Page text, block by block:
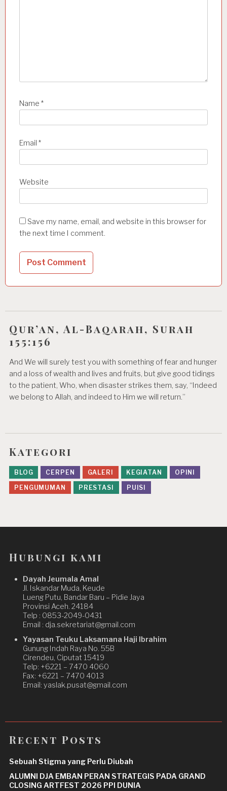
Name *
Email *
Website
Save my name, email, and website in this browser for
the next time I comment.
Qur’an, Al-Baqarah, Surah
155:156
And We will surely test you with something of fear and hunger
and a loss of wealth and lives and fruits, but give good tidings
to the patient, Who, when disaster strikes them, say, “Indeed
we belong to Allah, and indeed to Him we will return.”
Kategori
BLOG CERPEN GALERI KEGIATAN
OPINI
PENGUMUMAN
PRESTASI PUISI
Hubungi kami
Dayah Jeumala Amal
Jl. Iskandar Muda, Keude
Lueng Putu, Bandar Baru – Pidie Jaya
Provinsi Aceh. 24184
Telp : 0853-2049-0431
Email : dja.sekretariat@gmail.com
Yayasan Teuku Laksamana Haji Ibrahim
Gunung Indah Raya No. 55B
Cirendeu, Ciputat 15419
Telp: +6221 – 7470 4060
Fax: +6221 – 7470 4013
Email: yaslak.pusat@gmail.com
Recent Posts
Sebuah Stigma yang Perlu Diubah
ALUMNI DJA EMBAN PERAN STRATEGIS PADA GRAND
CLOSING ARTFEST 2026 PPI DUNIA